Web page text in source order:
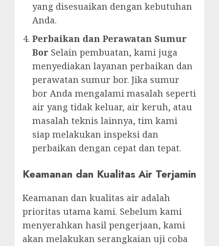
yang disesuaikan dengan kebutuhan
Anda.
Perbaikan dan Perawatan Sumur
Bor Selain pembuatan, kami juga
menyediakan layanan perbaikan dan
perawatan sumur bor. Jika sumur
bor Anda mengalami masalah seperti
air yang tidak keluar, air keruh, atau
masalah teknis lainnya, tim kami
siap melakukan inspeksi dan
perbaikan dengan cepat dan tepat.
Keamanan dan Kualitas Air Terjamin
Keamanan dan kualitas air adalah
prioritas utama kami. Sebelum kami
menyerahkan hasil pengerjaan, kami
akan melakukan serangkaian uji coba